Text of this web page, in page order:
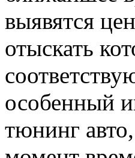
выявятся
отыскать
особенный
тюнинг